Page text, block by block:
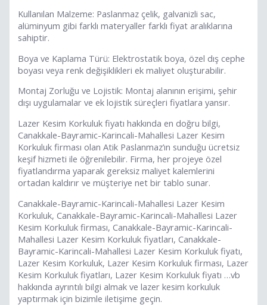
Kullanılan Malzeme: Paslanmaz çelik, galvanizli sac,
alüminyum gibi farklı materyaller farklı fiyat aralıklarına
sahiptir.
Boya ve Kaplama Türü: Elektrostatik boya, özel dış cephe
boyası veya renk değişiklikleri ek maliyet oluşturabilir.
Montaj Zorluğu ve Lojistik: Montaj alanının erişimi, şehir
dışı uygulamalar ve ek lojistik süreçleri fiyatlara yansır.
Lazer Kesim Korkuluk fiyatı hakkında en doğru bilgi,
Canakkale-Bayramic-Karincali-Mahallesi Lazer Kesim
Korkuluk firması olan Atik Paslanmaz’ın sunduğu ücretsiz
keşif hizmeti ile öğrenilebilir. Firma, her projeye özel
fiyatlandırma yaparak gereksiz maliyet kalemlerini
ortadan kaldırır ve müşteriye net bir tablo sunar.
Canakkale-Bayramic-Karincali-Mahallesi Lazer Kesim
Korkuluk, Canakkale-Bayramic-Karincali-Mahallesi Lazer
Kesim Korkuluk firması, Canakkale-Bayramic-Karincali-
Mahallesi Lazer Kesim Korkuluk fiyatları, Canakkale-
Bayramic-Karincali-Mahallesi Lazer Kesim Korkuluk fiyatı,
Lazer Kesim Korkuluk, Lazer Kesim Korkuluk firması, Lazer
Kesim Korkuluk fiyatları, Lazer Kesim Korkuluk fiyatı …vb
hakkında ayrıntılı bilgi almak ve lazer kesim korkuluk
yaptırmak için bizimle iletişime geçin.